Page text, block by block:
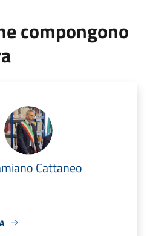
compongono
Cattaneo